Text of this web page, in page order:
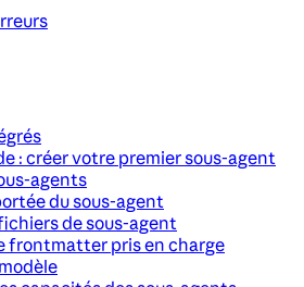
: créer votre premier sous-agent
agents
du sous-agent
de sous-agent
frontmatter pris en charge